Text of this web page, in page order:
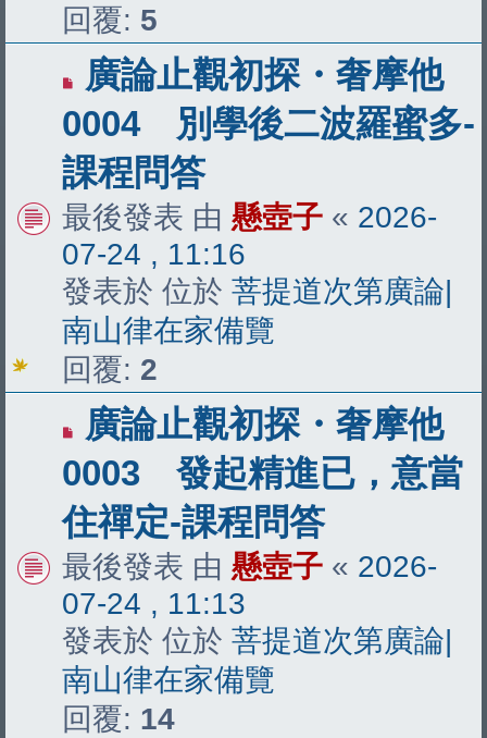
回覆: 5
有
新
文
章
廣論止觀初探・奢摩他
0004 別學後二波羅蜜多-
課程問答
最後發表 由 懸壺子 « 2026-
07-24 , 11:16
發表於 位於 菩提道次第廣論|
南山律在家備覽
回覆: 2
有
新
文
章
廣論止觀初探・奢摩他
0003 發起精進已，意當
住禪定-課程問答
最後發表 由 懸壺子 « 2026-
07-24 , 11:13
發表於 位於 菩提道次第廣論|
南山律在家備覽
回覆: 14